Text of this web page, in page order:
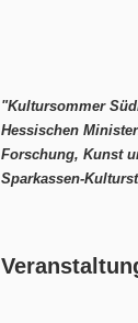
"Kultursommer
Hessischen
Forschung, Kunst
Sparkassen-